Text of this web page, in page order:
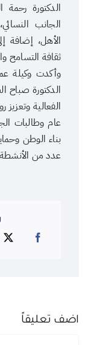
الدكتورة
الجانب
الأهل، إضافة
ثقافة التسامح
وأكدت وكيلة
الدكتورة
الفعالية
عام وطالبات
بناء الوطن
عدد من الأنشطة
اضف تعليقاً